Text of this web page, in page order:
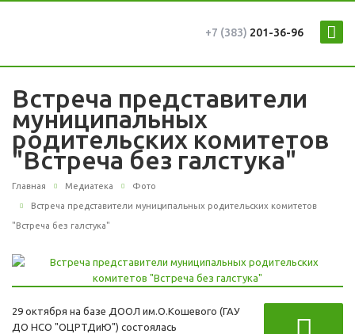
+7 (383) 201-36-96
Встреча представители
муниципальных
родительских комитетов
"Встреча без галстука"
Главная Медиатека Фото
Встреча представители муниципальных родительских комитетов
"Встреча без галстука"
29 октября на базе ДООЛ им.О.Кошевого (ГАУ
ДО НСО "ОЦРТДиЮ") состоялась